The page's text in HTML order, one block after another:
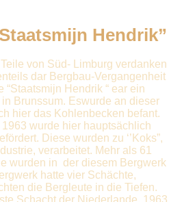
Hendrik”
von Süd- Limburg verdanken
dar Bergbau-Vergangenheit
“Staatsmijn Hendrik “ ear ein
Brunssum. Eswurde an dieser
hier das Kohlenbecken befant.
wurde hier hauptsächlich
Diese wurden zu ‘’Koks”,
verarbeitet. Mehr als 61
wurden in der diesem Bergwerk
hatte vier Schächte,
die Bergleute in die Tiefen.
Schacht der Niederlande. 1963